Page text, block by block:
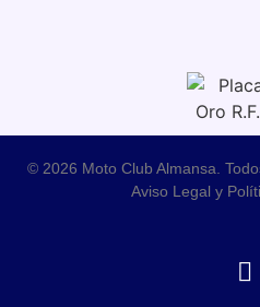
© 2026 Moto Club Almansa.
Aviso Legal y